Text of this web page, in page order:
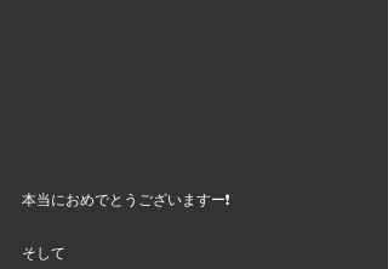
本当におめでとうございますー❗
そして